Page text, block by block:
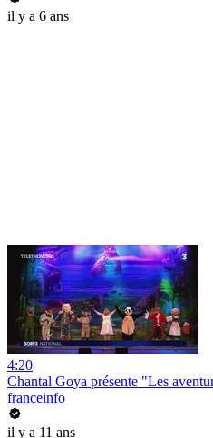
il y a 6 ans
4:20
Chantal Goya présente "Les
franceinfo
il y a 11 ans